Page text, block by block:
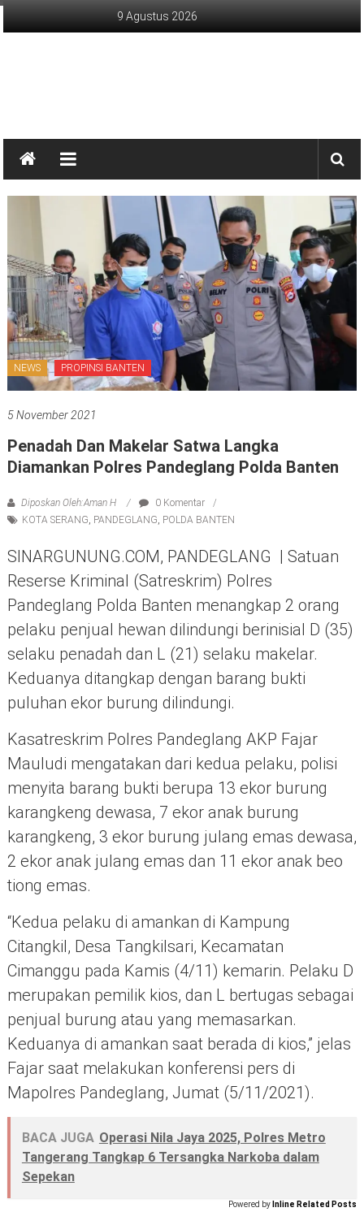
Lompat
9 Agustus 2026
jujur
terpercaya
NEWS PROPINSI BANTEN
5 November 2021
Penadah Dan Makelar Satwa Langka
Diamankan Polres Pandeglang Polda Banten
Diposkan Oleh:Aman H
0 Komentar
KOTA SERANG, PANDEGLANG, POLDA BANTEN
SINARGUNUNG.COM, PANDEGLANG | Satuan
Reserse Kriminal (Satreskrim) Polres
Pandeglang Polda Banten menangkap 2 orang
pelaku penjual hewan dilindungi berinisial D (35)
selaku penadah dan L (21) selaku makelar.
Keduanya ditangkap dengan barang bukti
puluhan ekor burung dilindungi.
Kasatreskrim Polres Pandeglang AKP Fajar
Mauludi mengatakan dari kedua pelaku, polisi
menyita barang bukti berupa 13 ekor burung
karangkeng dewasa, 7 ekor anak burung
karangkeng, 3 ekor burung julang emas dewasa,
2 ekor anak julang emas dan 11 ekor anak beo
tiong emas.
“Kedua pelaku di amankan di Kampung
Citangkil, Desa Tangkilsari, Kecamatan
Cimanggu pada Kamis (4/11) kemarin. Pelaku D
merupakan pemilik kios, dan L bertugas sebagai
penjual burung atau yang memasarkan.
Keduanya di amankan saat berada di kios,” jelas
Fajar saat melakukan konferensi pers di
Mapolres Pandeglang, Jumat (5/11/2021).
BACA JUGA Operasi Nila Jaya 2025, Polres Metro
Tangerang Tangkap 6 Tersangka Narkoba dalam
Sepekan
Powered by Inline Related Posts